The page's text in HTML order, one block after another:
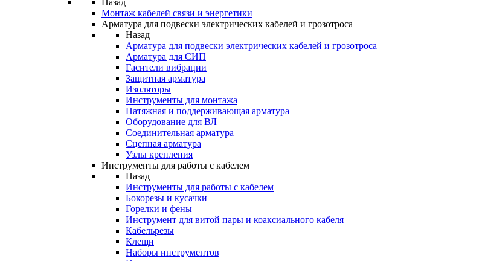
Назад
Монтаж кабелей связи и энергетики
Арматура для подвески электрических кабелей и грозотроса
Назад
Арматура для подвески электрических кабелей и грозотроса
Арматура для СИП
Гасители вибрации
Защитная арматура
Изоляторы
Инструменты для монтажа
Натяжная и поддерживающая арматура
Оборудование для ВЛ
Соединительная арматура
Сцепная арматура
Узлы крепления
Инструменты для работы с кабелем
Назад
Инструменты для работы с кабелем
Бокорезы и кусачки
Горелки и фены
Инструмент для витой пары и коаксиального кабеля
Кабельрезы
Клещи
Наборы инструментов